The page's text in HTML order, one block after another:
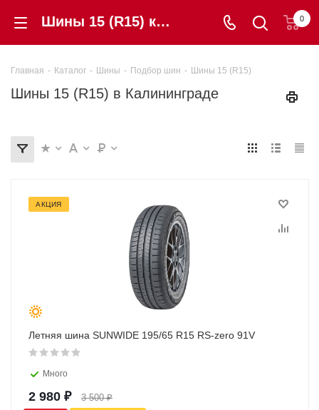
Шины 15 (R15) купить в Калининграде от 1 660 ₽. Гарантия, цены, отзывы | «Шинторг» 0
Главная - Каталог - Шины - Подбор шин - Шины 15 (R15)
Шины 15 (R15) в Калининграде
АКЦИЯ
Летняя шина SUNWIDE 195/65 R15 RS-zero 91V
Много
2 980 ₽ 3 500₽